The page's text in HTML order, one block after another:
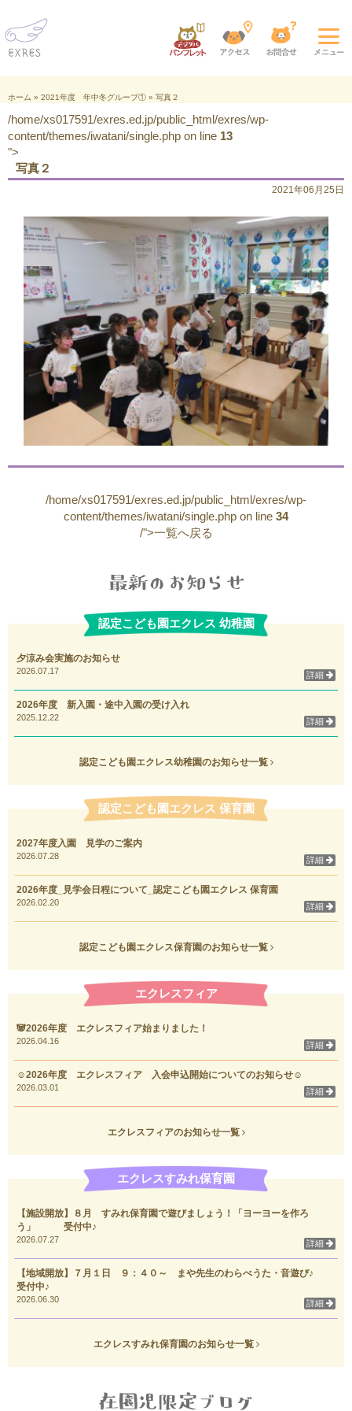
ホーム » 2021年度 年中冬グループ① » 写真２
/home/xs017591/exres.ed.jp/public_html/exres/wp-
content/themes/iwatani/single.php on line 13
">
写真２
2021年06月25日
/home/xs017591/exres.ed.jp/public_html/exres/wp-
content/themes/iwatani/single.php on line 34
/">一覧へ戻る
認定こども園エクレス 幼稚園
夕涼み会実施のお知らせ
2026.07.17 詳細
2026年度 新入園・途中入園の受け入れ
2025.12.22 詳細
認定こども園エクレス幼稚園のお知らせ一覧
認定こども園エクレス 保育園
2027年度入園 見学のご案内
2026.07.28 詳細
2026年度_見学会日程について_認定こども園エクレス 保育園
2026.02.20 詳細
認定こども園エクレス保育園のお知らせ一覧
エクレスフィア
🐼2026年度 エクレスフィア始まりました！
2026.04.16 詳細
☺2026年度 エクレスフィア 入会申込開始についてのお知らせ☺
2026.03.01 詳細
エクレスフィアのお知らせ一覧
エクレスすみれ保育園
【施設開放】８月 すみれ保育園で遊びましょう！「ヨーヨーを作ろ
う」 受付中♪
2026.07.27 詳細
【地域開放】７月１日 ９：４０～ まや先生のわらべうた・音遊び♪
受付中♪
2026.06.30 詳細
エクレスすみれ保育園のお知らせ一覧